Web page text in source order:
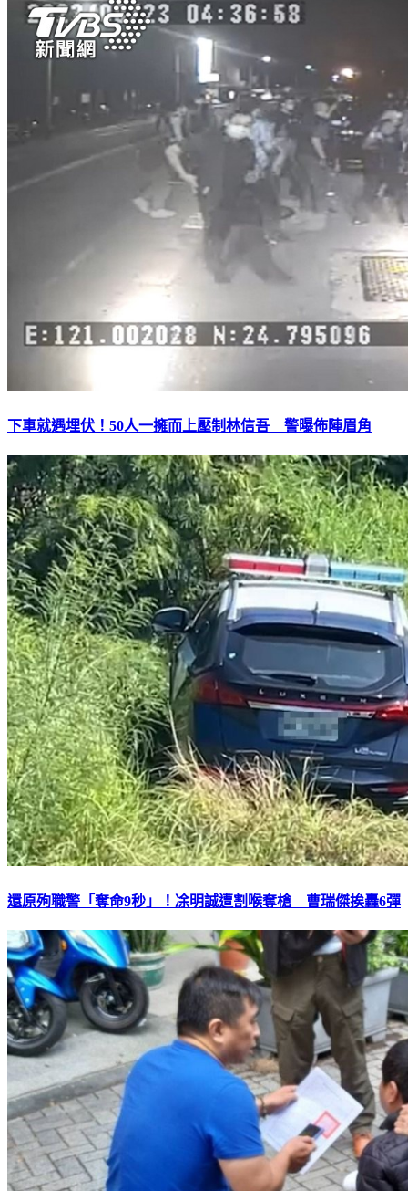
下車就遇埋伏！50人一擁而上壓制林信吾 警曝佈陣眉角
還原殉職警「奪命9秒」！凃明誠遭割喉奪槍 曹瑞傑挨轟6彈